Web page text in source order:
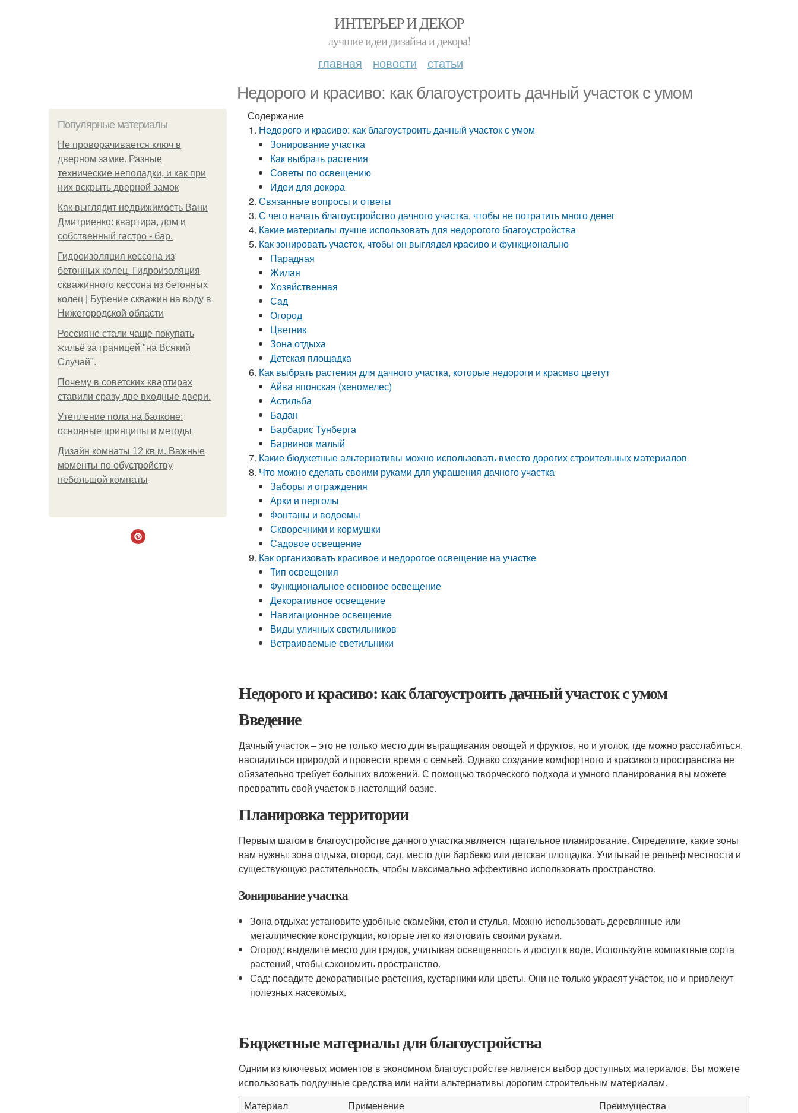
ИНТЕРЬЕР И ДЕКОР
лучшие идеи дизайна и декора!
главная новости статьи
Недорого и красиво: как благоустроить дачный участок с умом
Популярные материалы
Не проворачивается ключ в
дверном замке. Разные
технические неполадки, и как при
них вскрыть дверной замок
Как выглядит недвижимость Вани
Дмитриенко: квартира, дом и
собственный гастро - бар.
Гидроизоляция кессона из
бетонных колец. Гидроизоляция
скважинного кессона из бетонных
колец | Бурение скважин на воду в
Нижегородской области
Россияне стали чаще покупать
жильё за границей "на Всякий
Случай".
Почему в советских квартирах
ставили сразу две входные двери.
Утепление пола на балконе:
основные принципы и методы
Дизайн комнаты 12 кв м. Важные
моменты по обустройству
небольшой комнаты
Содержание
Недорого и красиво: как благоустроить дачный участок с умом
Зонирование участка
Как выбрать растения
Советы по освещению
Идеи для декора
Связанные вопросы и ответы
С чего начать благоустройство дачного участка, чтобы не потратить много денег
Какие материалы лучше использовать для недорогого благоустройства
Как зонировать участок, чтобы он выглядел красиво и функционально
Парадная
Жилая
Хозяйственная
Сад
Огород
Цветник
Зона отдыха
Детская площадка
Как выбрать растения для дачного участка, которые недороги и красиво цветут
Айва японская (хеномелес)
Астильба
Бадан
Барбарис Тунберга
Барвинок малый
Какие бюджетные альтернативы можно использовать вместо дорогих строительных материалов
Что можно сделать своими руками для украшения дачного участка
Заборы и ограждения
Арки и перголы
Фонтаны и водоемы
Скворечники и кормушки
Садовое освещение
Как организовать красивое и недорогое освещение на участке
Тип освещения
Функциональное основное освещение
Декоративное освещение
Навигационное освещение
Виды уличных светильников
Встраиваемые светильники
Недорого и красиво: как благоустроить дачный участок с умом
Введение
Дачный участок – это не только место для выращивания овощей и фруктов, но и уголок, где можно расслабиться,
насладиться природой и провести время с семьей. Однако создание комфортного и красивого пространства не
обязательно требует больших вложений. С помощью творческого подхода и умного планирования вы можете
превратить свой участок в настоящий оазис.
Планировка территории
Первым шагом в благоустройстве дачного участка является тщательное планирование. Определите, какие зоны
вам нужны: зона отдыха, огород, сад, место для барбекю или детская площадка. Учитывайте рельеф местности и
существующую растительность, чтобы максимально эффективно использовать пространство.
Зонирование участка
Зона отдыха: установите удобные скамейки, стол и стулья. Можно использовать деревянные или
металлические конструкции, которые легко изготовить своими руками.
Огород: выделите место для грядок, учитывая освещенность и доступ к воде. Используйте компактные сорта
растений, чтобы сэкономить пространство.
Сад: посадите декоративные растения, кустарники или цветы. Они не только украсят участок, но и привлекут
полезных насекомых.
Бюджетные материалы для благоустройства
Одним из ключевых моментов в экономном благоустройстве является выбор доступных материалов. Вы можете
использовать подручные средства или найти альтернативы дорогим строительным материалам.
Материал
Применение
Преимущества